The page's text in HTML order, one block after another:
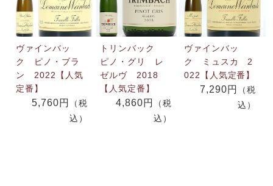
ヴァインバッ
ク ピノ・ブラ
ン 2022【人気
定番】
5,760円
（税
込）
トリンバック
ピノ・グリ レ
ゼルヴ 2018
【人気定番】
4,860円
（税
込）
ヴァインバッ
ク ミュスカ 2
022【人気定番】
7,290円
（税
込）